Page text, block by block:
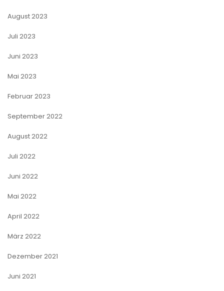
August 2023
Juli 2023
Juni 2023
Mai 2023
Februar 2023
September 2022
August 2022
Juli 2022
Juni 2022
Mai 2022
April 2022
März 2022
Dezember 2021
Juni 2021